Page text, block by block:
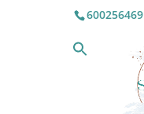
600256469